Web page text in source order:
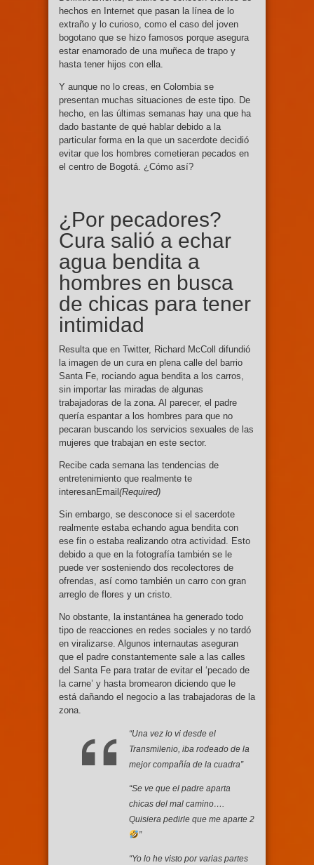
hechos en Internet que pasan la línea de lo
extraño y lo curioso, como el caso del joven
bogotano que se hizo famosos porque asegura
estar enamorado de una muñeca de trapo y
hasta tener hijos con ella.
Y aunque no lo creas, en Colombia se
presentan muchas situaciones de este tipo. De
hecho, en las últimas semanas hay una que ha
dado bastante de qué hablar debido a la
particular forma en la que un sacerdote decidió
evitar que los hombres cometieran pecados en
el centro de Bogotá. ¿Cómo así?
¿Por pecadores?
Cura salió a echar
agua bendita a
hombres en busca
de chicas para tener
intimidad
Resulta que en Twitter, Richard McColl difundió
la imagen de un cura en plena calle del barrio
Santa Fe, rociando agua bendita a los carros,
sin importar las miradas de algunas
trabajadoras de la zona. Al parecer, el padre
quería espantar a los hombres para que no
pecaran buscando los servicios sexuales de las
mujeres que trabajan en este sector.
Recibe cada semana las tendencias de
entretenimiento que realmente te
interesanEmail (Required)
Sin embargo, se desconoce si el sacerdote
realmente estaba echando agua bendita con
ese fin o estaba realizando otra actividad. Esto
debido a que en la fotografía también se le
puede ver sosteniendo dos recolectores de
ofrendas, así como también un carro con gran
arreglo de flores y un cristo.
No obstante, la instantánea ha generado todo
tipo de reacciones en redes sociales y no tardó
en viralizarse. Algunos internautas aseguran
que el padre constantemente sale a las calles
del Santa Fe para tratar de evitar el ‘pecado de
la carne’ y hasta bromearon diciendo que le
está dañando el negocio a las trabajadoras de la
zona.
“Una vez lo vi desde el
Transmilenio, iba rodeado de la
mejor compañía de la cuadra”
“Se ve que el padre aparta
chicas del mal camino….
Quisiera pedirle que me aparte 2
”
“Yo lo he visto por varias partes